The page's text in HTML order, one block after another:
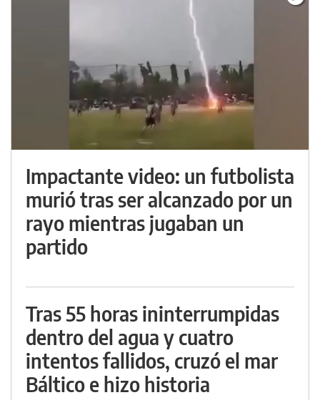
Impactante video: un futbolista
murió tras ser alcanzado por un
rayo mientras jugaban un
partido
Tras 55 horas ininterrumpidas
dentro del agua y cuatro
intentos fallidos, cruzó el mar
Báltico e hizo historia